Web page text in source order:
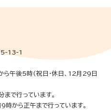
5-13-1
午後5時(祝日・休日、12月29日
で行っています。
から正午まで行っています。